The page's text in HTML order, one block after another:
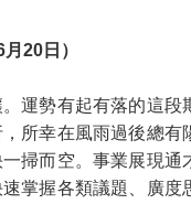
20日）
運勢有起有落的這段
所幸在風雨過後總有
掃而空。事業展現通
掌握各類議題、廣度